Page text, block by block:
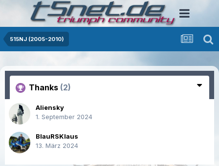
515NJ (2005-2010)
Thanks (2)
Aliensky
1. September 2024
BlauRSKlaus
13. März 2024